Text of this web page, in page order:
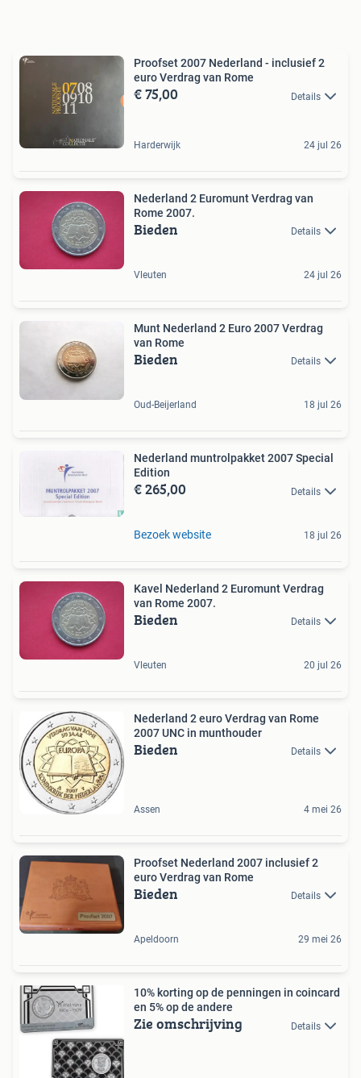
Proofset 2007 Nederland - inclusief 2
euro Verdrag van Rome
€ 75,00 Details
Harderwijk 24 jul 26
Nederland 2 Euromunt Verdrag van
Rome 2007.
Bieden Details
Vleuten 24 jul 26
Munt Nederland 2 Euro 2007 Verdrag
van Rome
Bieden Details
Oud-Beijerland 18 jul 26
Nederland muntrolpakket 2007 Special
Edition
€ 265,00 Details
Bezoek website 18 jul 26
Kavel Nederland 2 Euromunt Verdrag
van Rome 2007.
Bieden Details
Vleuten 20 jul 26
Nederland 2 euro Verdrag van Rome
2007 UNC in munthouder
Bieden Details
Assen 4 mei 26
Proofset Nederland 2007 inclusief 2
euro Verdrag van Rome
Bieden Details
Apeldoorn 29 mei 26
10% korting op de penningen in coincard
en 5% op de andere
Zie omschrijving Details